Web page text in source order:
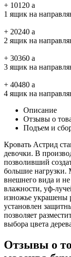
+ 10120 a
1 ящик на
+ 20240 a
2 ящик на
+ 30360 a
3 ящик на
+ 40480 a
4 ящик на
Описание
Отзывы о
Подъем и
Кровать Астрид
девочки. В
позволивший
большие нагрузки.
внешнего вида и
влажности, уф-
изножье украшены
установлен
позволяет
выбора цвета
Отзывы о